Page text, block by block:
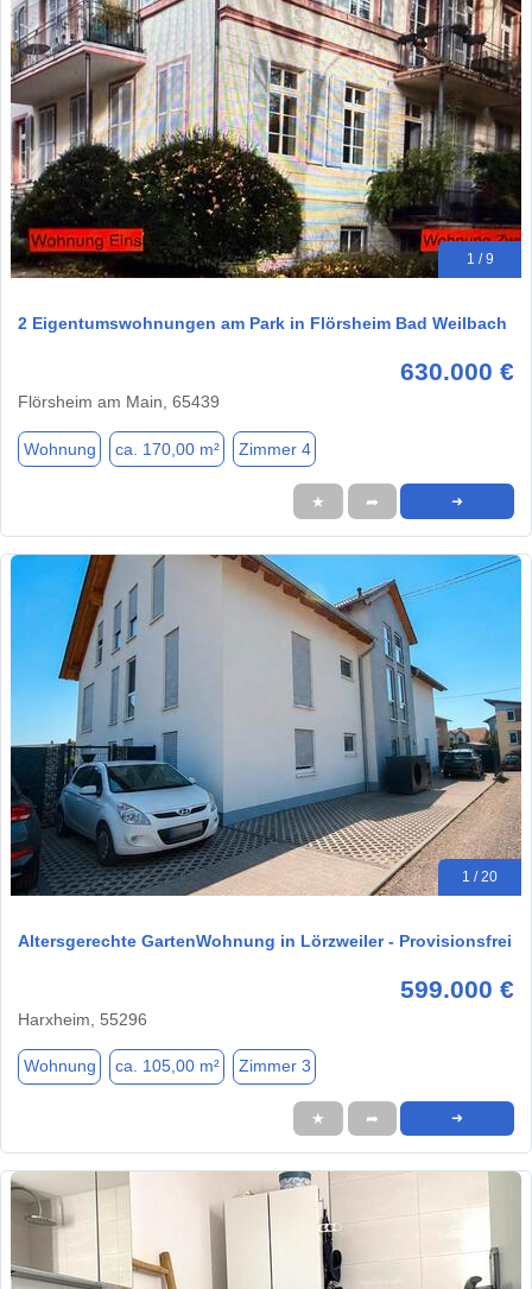
1 / 9
2 Eigentumswohnungen am Park in Flörsheim Bad Weilbach
630.000 €
Flörsheim am Main, 65439
Wohnung ca. 170,00 m² Zimmer 4
★ ➦ ➜
1 / 20
Altersgerechte GartenWohnung in Lörzweiler - Provisionsfrei
599.000 €
Harxheim, 55296
Wohnung ca. 105,00 m² Zimmer 3
★ ➦ ➜